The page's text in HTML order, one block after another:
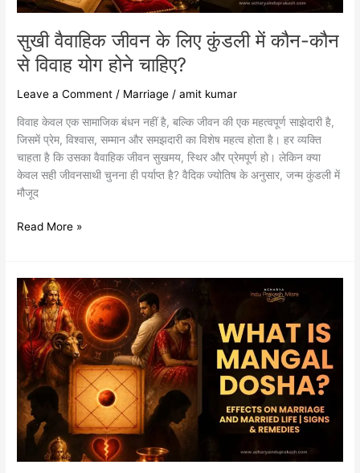
सुखी वैवाहिक जीवन के लिए कुंडली में कौन-कौन
से विवाह योग होने चाहिए?
Leave a Comment / Marriage /amit kumar
विवाह केवल एक सामाजिक बंधन नहीं है, बल्कि जीवन की एक महत्वपूर्ण साझेदारी है,
जिसमें प्रेम, विश्वास, सम्मान और समझदारी का विशेष महत्व होता है। हर व्यक्ति
चाहता है कि उसका वैवाहिक जीवन सुखमय, स्थिर और प्रेमपूर्ण हो। लेकिन क्या
केवल सही जीवनसाथी चुनना ही पर्याप्त है? वैदिक ज्योतिष के अनुसार, जन्म कुंडली में
मौजूद
विवाह
होने
चाहिए?
Read More »
What
Is
Mangal
Dosha?
Effects
on
Marriage
and
Married
Life
|